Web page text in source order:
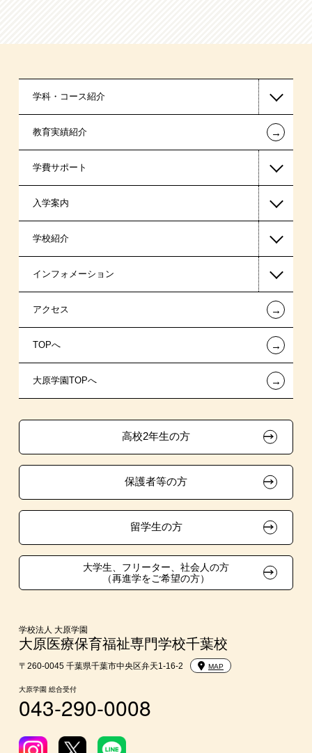
学科・コース紹介
医療事務系
保育士・幼稚園教諭系
介護福祉系
教育実績紹介 ←
学費サポート
高等教育の修学支援新制度
日本学生支援機構の奨学金
国の教育ローン
提携教育ローン
新聞奨学生
保育士修学資金貸付制度
試験による特待生制度
資格・クラブ活動による特待生制度
入学案内
一般入学
AO入学
指定校推薦入学
指定校自己推薦入学
特別推薦入学
生徒会活動推薦入学
在校生・卒業生紹介推薦入学
大学生・短期大学生特別入学
学費
短期大学との併修
入学前のお勧め学習システム
大学・短期大学・公務員併願制度
学校紹介
在校生からあなたへ
夢を叶えた先輩たち
施設・研修所
学生寮・マンションのご案内
大原学園グループ案内
インフォメーション
お知らせ・新着情報
在校生へのお知らせ
各種証明書の発行ご希望の方
採用ご担当の方
アクセス ←
TOPへ ←
大原学園TOPへ ←
高校2年生の方
保護者等の方
留学生の方
大学生、フリーター、社会人の方
（再進学をご希望の方）
学校法人 大原学園
大原医療保育福祉専門学校千葉校
〒260-0045 千葉県千葉市中央区弁天1-16-2 MAP
大原学園 総合受付
043-290-0008